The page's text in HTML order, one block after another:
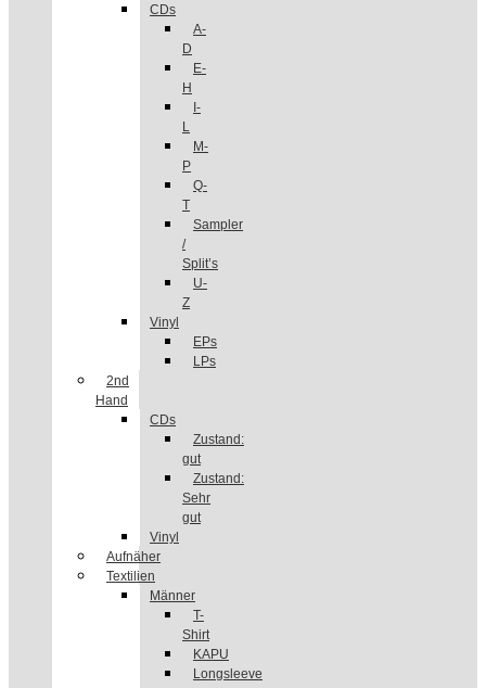
CDs
A-
D
E-
H
I-
L
M-
P
Q-
T
Sampler
/
Split’s
U-
Z
Vinyl
EPs
LPs
2nd
Hand
CDs
Zustand:
gut
Zustand:
Sehr
gut
Vinyl
Aufnäher
Textilien
Männer
T-
Shirt
KAPU
Longsleeve